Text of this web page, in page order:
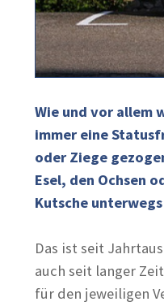
Wie und vor allem
immer eine
oder Ziege
Esel, den Ochsen
Kutsche
Das ist seit
auch seit langer
für den jeweiligen